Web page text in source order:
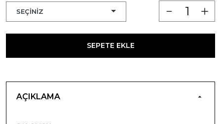
SEPETE EKLE
AÇIKLAMA